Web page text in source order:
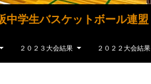
学生バスケットボール連盟
２０２３大会結果 ２０２２大会結果